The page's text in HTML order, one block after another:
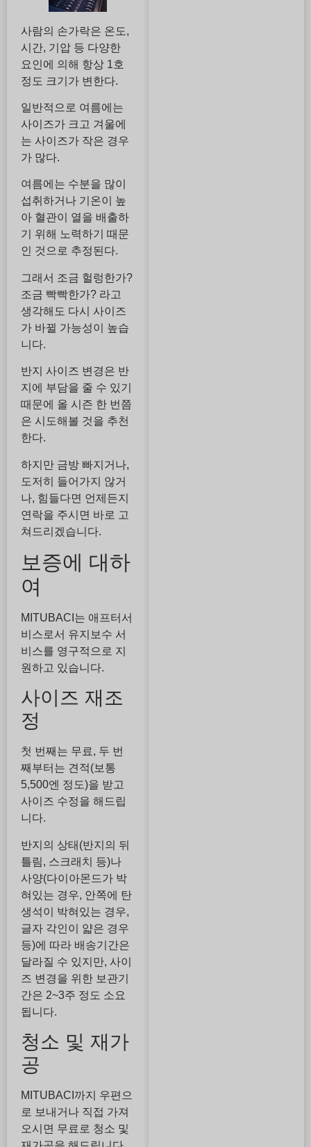
사람의 손가락은 온도,
시간, 기압 등 다양한
요인에 의해 항상 1호
정도 크기가 변한다.
일반적으로 여름에는
사이즈가 크고 겨울에
는 사이즈가 작은 경우
가 많다.
여름에는 수분을 많이
섭취하거나 기온이 높
아 혈관이 열을 배출하
기 위해 노력하기 때문
인 것으로 추정된다.
그래서 조금 헐렁한가?
조금 빡빡한가? 라고
생각해도 다시 사이즈
가 바뀔 가능성이 높습
니다.
반지 사이즈 변경은 반
지에 부담을 줄 수 있기
때문에 올 시즌 한 번쯤
은 시도해볼 것을 추천
한다.
하지만 금방 빠지거나,
도저히 들어가지 않거
나, 힘들다면 언제든지
연락을 주시면 바로 고
쳐드리겠습니다.
보증에 대하
여
MITUBACI는 애프터서
비스로서 유지보수 서
비스를 영구적으로 지
원하고 있습니다.
사이즈 재조
정
첫 번째는 무료, 두 번
째부터는 견적(보통
5,500엔 정도)을 받고
사이즈 수정을 해드립
니다.
반지의 상태(반지의 뒤
틀림, 스크래치 등)나
사양(다이아몬드가 박
혀있는 경우, 안쪽에 탄
생석이 박혀있는 경우,
글자 각인이 얇은 경우
등)에 따라 배송기간은
달라질 수 있지만, 사이
즈 변경을 위한 보관기
간은 2~3주 정도 소요
됩니다.
청소 및 재가
공
MITUBACI까지 우편으
로 보내거나 직접 가져
오시면 무료로 청소 및